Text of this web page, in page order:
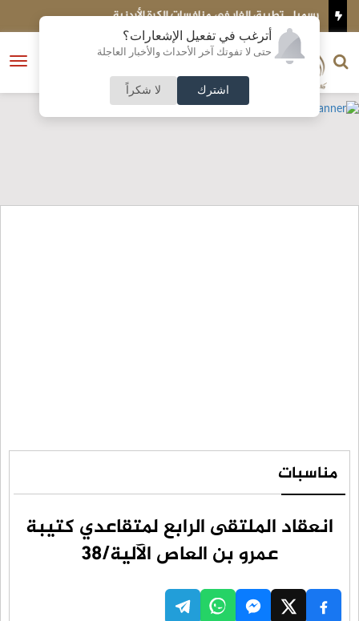
أترغب في تفعيل الإشعارات؟
حتى لا تفوتك آخر الأحداث والأخبار العاجلة
اشترك لا شكراً
رسميا .. تطبيق الفار في منافسات الكرة الأردنية
فتح
الناشر و رئيس التحرير
النسخة الكاملة
مناسبات
انعقاد الملتقى الرابع لمتقاعدي كتيبة
عمرو بن العاص الآلية/38